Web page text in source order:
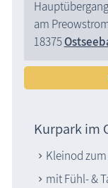
am
18375
Kurpark im
Kleinod
mit Fühl- &